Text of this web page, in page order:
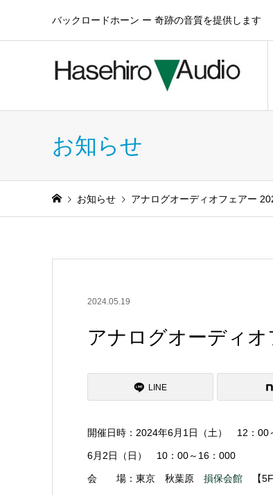
バックロードホーン ー 奇跡の音質を提供します
お知らせ
お知らせ アナログオーディオフェアー
2024.05.19
アナログオーディ
LINE
開催日時：2024年6月1日（土） 12：00
6月2日（日） 10：00～16：000
会 場：東京 秋葉原 損保会館【5F